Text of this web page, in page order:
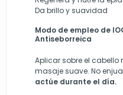
Da brillo y suavidad
Modo de empleo de
Antiseborreica
Aplicar sobre el
masaje suave. No
actúe durante el día.